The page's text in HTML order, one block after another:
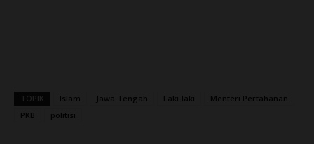
TOPIK Islam Jawa Tengah Laki-laki
Menteri Pertahanan
PKB
politisi